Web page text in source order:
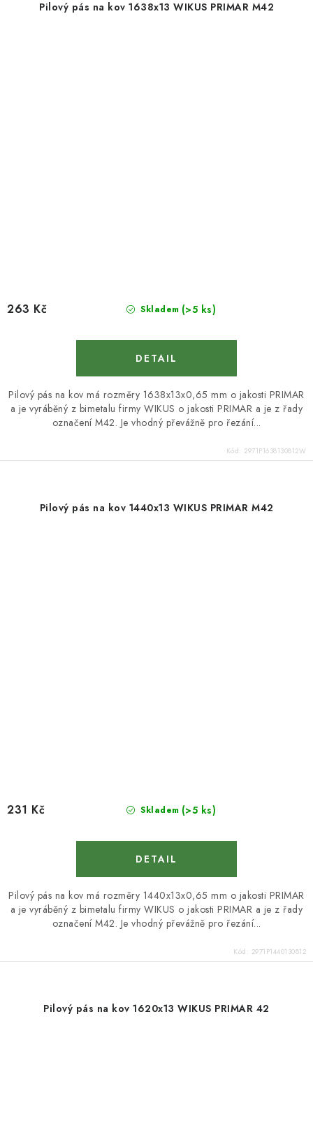
Pilový pás na kov 1638x13 WIKUS PRIMAR M42
Skladem (>5 ks)
263 Kč
Pilový pás na kov má rozměry 1638x13x0,65 mm o jakosti PRIMAR
a je vyráběný z bimetalu firmy WIKUS o jakosti PRIMAR a je z řady
označení M42. Je vhodný převážně pro řezání...
Kód: 2971P1638130812W
Pilový pás na kov 1440x13 WIKUS PRIMAR M42
Skladem (>5 ks)
231 Kč
Pilový pás na kov má rozměry 1440x13x0,65 mm o jakosti PRIMAR
a je vyráběný z bimetalu firmy WIKUS o jakosti PRIMAR a je z řady
označení M42. Je vhodný převážně pro řezání...
Kód: 2971P1440130812
Pilový pás na kov 1620x13 WIKUS PRIMAR 42